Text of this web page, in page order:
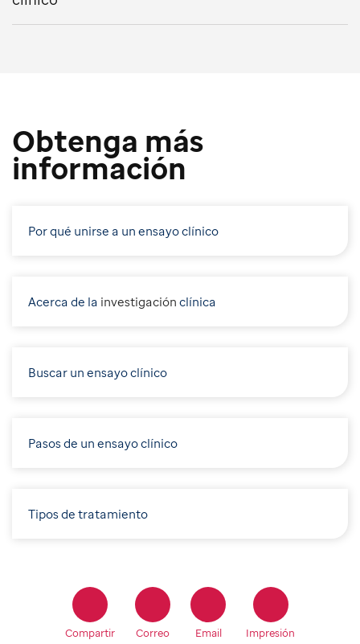
Obtenga más
información
Por qué unirse a un ensayo clínico
Acerca de la investigación clínica
Buscar un ensayo clínico
Pasos de un ensayo clínico
Tipos de tratamiento
Compartir Correo Email Impresión